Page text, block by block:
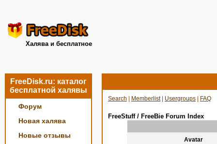
Халява и бесплатное
FreeDisk.ru: каталог
бесплатной халявы
Форум
Новая халява
Новые отзывы
Search Memberlist| Usergroups FAQ
FreeStuff / FreeBie Forum Index
Avatar